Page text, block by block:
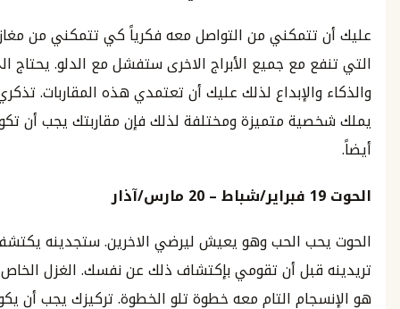
من التواصل معه فكرياً كي تتمكني من مغازلته. الخدع
مع جميع الأبراج الاخرى ستفشل مع الدلو. يحتاج الى العفوية
لذلك عليك أن تعتمدي هذه المقاربات. تذكري بأن الدلو
متميزة ومختلفة لذلك فإن مقاربتك يجب أن تكون كذلك
فبراير/شباط–
20مارس/آذار
الحب وهو يعيش ليرضي الاخرين. ستجدينه يكتشف ما الذي
أن تقومي بإكتشاف ذلك عن نفسك. الغزل الخاص بالحوت
التام معه خطوة تلو الخطوة. تركيزك يجب أن يكون على